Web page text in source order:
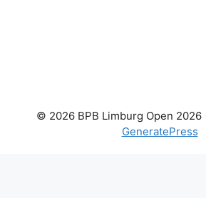
© 2026 BPB Limburg Open 2026
GeneratePress